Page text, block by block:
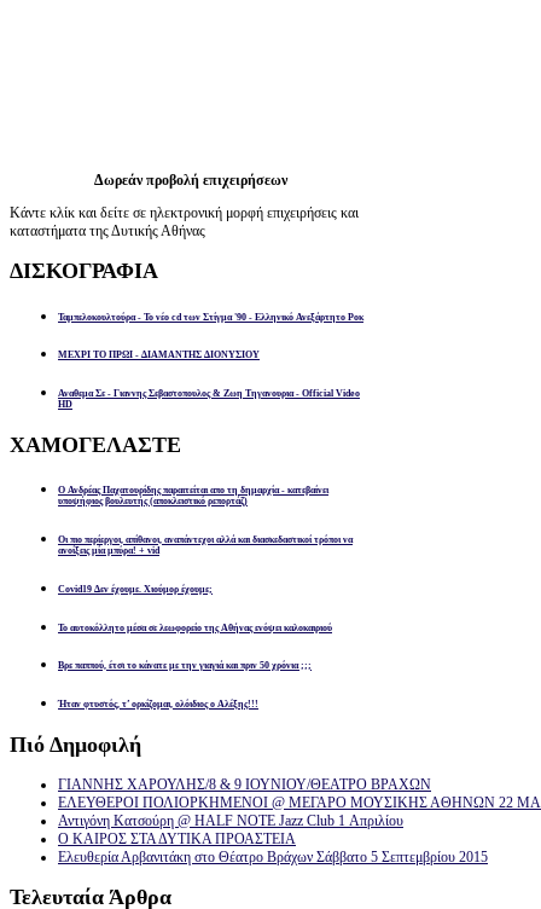
Δωρεάν προβολή επιχειρήσεων
Κάντε κλίκ και δείτε σε ηλεκτρονική μορφή επιχειρήσεις και
καταστήματα της Δυτικής Αθήνας
ΔΙΣΚΟΓΡΑΦΙΑ
Ταμπελοκουλτούρα - Το νέο cd των Στίγμα '90 - Ελληνικό Ανεξάρτητο Ροκ
ΜΕΧΡΙ ΤΟ ΠΡΩΙ - ΔΙΑΜΑΝΤΗΣ ΔΙΟΝΥΣΙΟΥ
Αναθεμα Σε - Γιαννης Σεβαστοπουλος & Ζωη Τηγανουρια - Official Video
HD
ΧΑΜΟΓΕΛΑΣΤΕ
Ο Ανδρέας Παχατουρίδης παραιτείται απο τη δημαρχία - κατεβαίνει
υποψήφιος βουλευτής (αποκλειστικό ρεπορτάζ)
Οι πιο περίεργοι, απίθανοι, αναπάντεχοι αλλά και διασκεδαστικοί τρόποι να
ανοίξεις μία μπύρα! + vid
Covid19 Δεν έχουμε. Χιούμορ έχουμε;
Το αυτοκόλλητο μέσα σε λεωφορείο της Αθήνας ενόψει καλοκαιριού
Βρε παππού, έτσι το κάνατε με την γιαγιά και πριν 50 χρόνια ;;;
Ήταν φτυστός, τ’ ορκίζομαι, ολόιδιος ο Αλέξης!!!
Πιό Δημοφιλή
ΓΙΑΝΝΗΣ ΧΑΡΟΥΛΗΣ/8 & 9 ΙΟΥΝΙΟΥ/ΘΕΑΤΡΟ ΒΡΑΧΩΝ
ΕΛΕΥΘΕΡΟΙ ΠΟΛΙΟΡΚΗΜΕΝΟΙ @ ΜΕΓΑΡΟ ΜΟΥΣΙΚΗΣ ΑΘΗΝΩΝ 22
Αντιγόνη Κατσούρη @ HALF NOTE Jazz Club 1 Απριλίου
Ο ΚΑΙΡΟΣ ΣΤΑ ΔΥΤΙΚΑ ΠΡΟΑΣΤΕΙΑ
Ελευθερία Αρβανιτάκη στο Θέατρο Βράχων Σάββατο 5 Σεπτεμβρίου 2015
Τελευταία Άρθρα